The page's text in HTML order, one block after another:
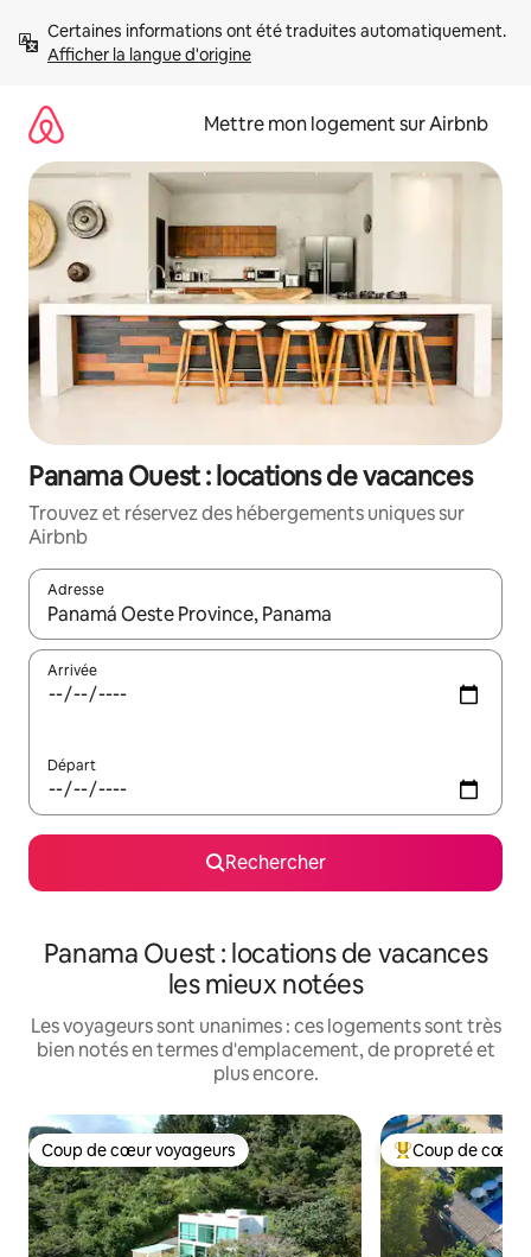
directement
Afficher la langue d'origine
Mettre mon logement sur Airbnb
Panama Ouest : locations de vacances
Trouvez et réservez des hébergements uniques sur
Airbnb
Adresse
Lorsque les résultats s'affichent, utilisez les flèches vers le
Arrivée
Départ
Rechercher
Panama Ouest : locations de vacances
les mieux notées
Les voyageurs sont unanimes : ces logements sont très
bien notés en termes d'emplacement, de propreté et
plus encore.
Coup de cœur voyageurs
Coup de cœur voyageurs Coups de cœur
Coup de cœur